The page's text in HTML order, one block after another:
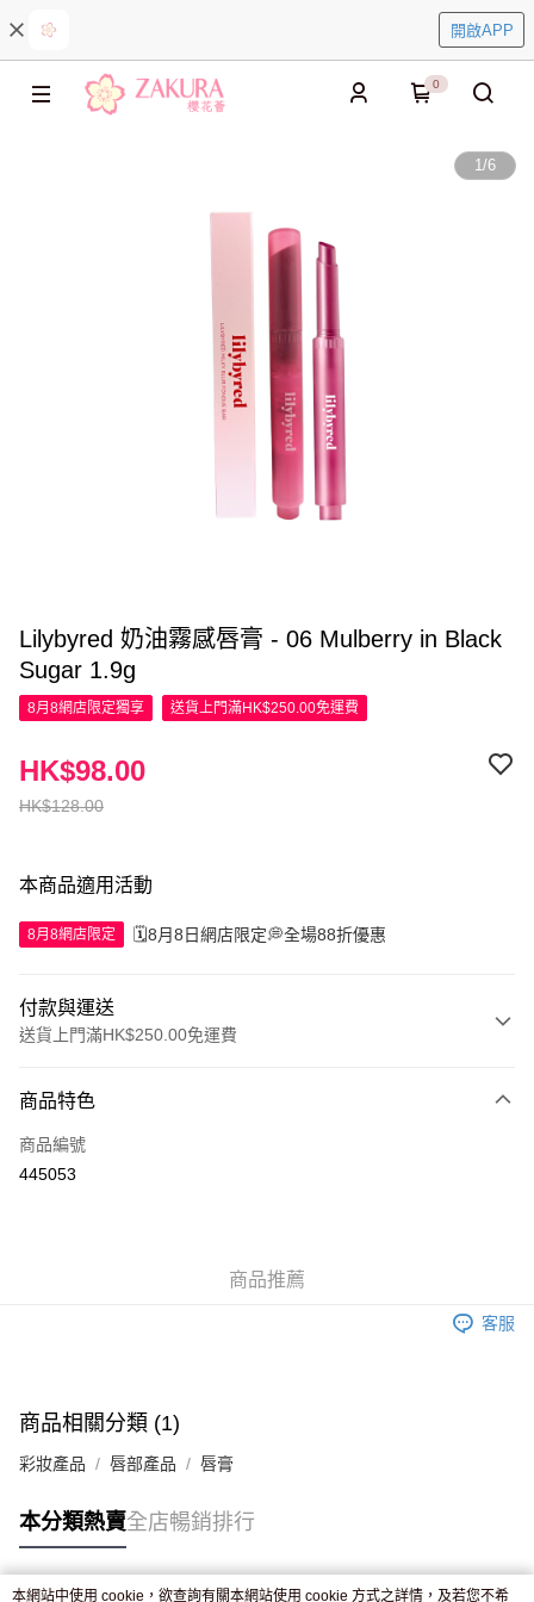
開啟APP
0
1/6
Lilybyred 奶油霧感唇膏 - 06 Mulberry in Black
Sugar 1.9g
8月8網店限定獨享 送貨上門滿HK$250.00免運費
HK$128.00
HK$98.00
本商品適用活動
8月8網店限定 🗓️8月8日網店限定💭全場88折優惠
付款與運送
送貨上門滿HK$250.00免運費
信用卡
Apple Pay
付款後門市自取，訂單確認後2-4個工作天到店，7天內取。逾期後
商品特色
商品編號
445053
商品推薦
客服
商品相關分類 (1)
彩妝產品 唇部產品 唇膏
本分類熱賣全店暢銷排行
本網站中使用 cookie，欲查詢有關本網站使用 cookie 方式之詳情，及若您不希